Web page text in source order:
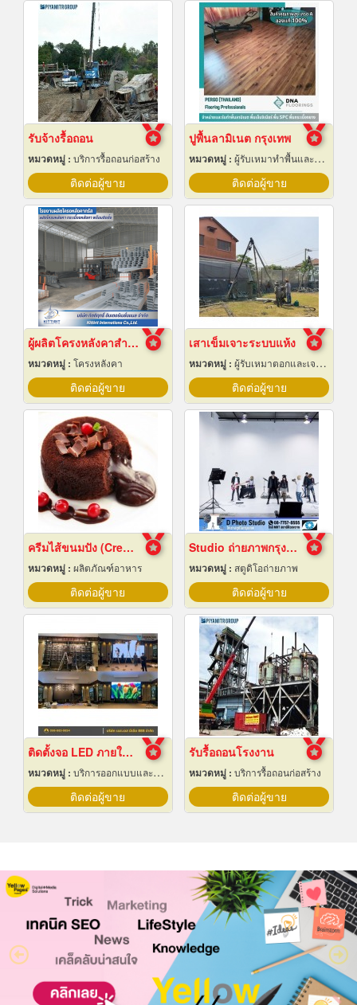
รับจ้างรื้อถอน
หมวดหมู่ : บริการรื้อถอนก่อสร้าง
ติดต่อผู้ขาย
ปูพื้นลามิเนต กรุงเทพ
หมวดหมู่ : ผู้รับเหมาทำพื้นและทางเดิน
ติดต่อผู้ขาย
ผู้ผลิตโครงหลังคาสำเร็จรูป
หมวดหมู่ : โครงหลังคา
ติดต่อผู้ขาย
เสาเข็มเจาะระบบแห้ง
หมวดหมู่ : ผู้รับเหมาตอกและเจาะเสาเข็ม
ติดต่อผู้ขาย
ครีมไส้ขนมปัง (Cream fillings for bread)
หมวดหมู่ : ผลิตภัณฑ์อาหาร
ติดต่อผู้ขาย
Studio ถ่ายภาพกรุงเทพ
หมวดหมู่ : สตูดิโอถ่ายภาพ
ติดต่อผู้ขาย
ติดตั้งจอ LED ภายในห้องจัดเลี้ยงโรงแรม
หมวดหมู่ : บริการออกแบบและจัดทำป้ายโฆษณา 24 ชม.
ติดต่อผู้ขาย
รับรื้อถอนโรงงาน
หมวดหมู่ : บริการรื้อถอนก่อสร้าง
ติดต่อผู้ขาย